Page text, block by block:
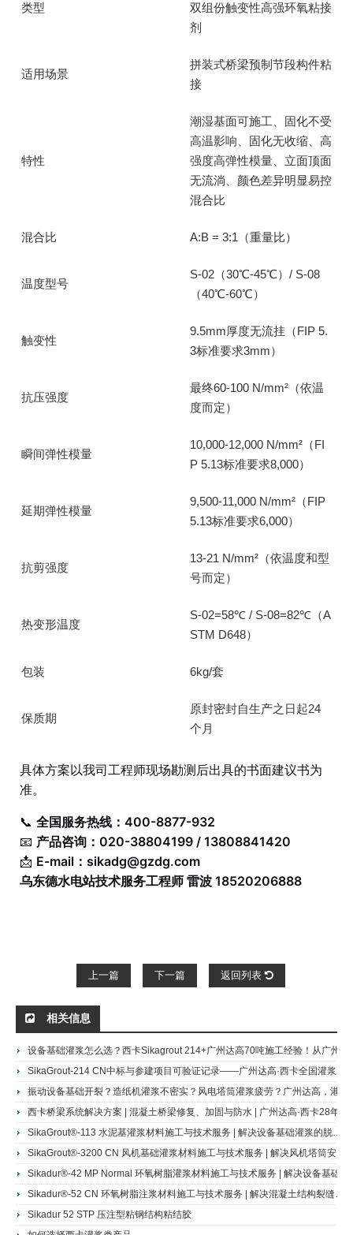
类型
双组份触变性高强环氧粘接
剂
适用场景
拼装式桥梁预制节段构件粘
接
特性
潮湿基面可施工、固化不受
高温影响、固化无收缩、高
强度高弹性模量、立面顶面
无流淌、颜色差异明显易控
混合比
混合比 A:B = 3:1（重量比）
温度型号
S-02（30℃-45℃）/ S-08
（40℃-60℃）
触变性
9.5mm厚度无流挂（FIP 5.
3标准要求3mm）
抗压强度
最终60-100 N/mm²（依温
度而定）
瞬间弹性模量
10,000-12,000 N/mm²（FI
P 5.13标准要求8,000）
延期弹性模量
9,500-11,000 N/mm²（FIP
5.13标准要求6,000）
抗剪强度
13-21 N/mm²（依温度和型
号而定）
热变形温度
S-02=58℃ / S-08=82℃（A
STM D648）
包装 6kg/套
保质期
原封密封自生产之日起24
个月
具体方案以我司工程师现场勘测后出具的书面建议书为
准。
📞 全国服务热线：400-8877-932
📧 产品咨询：020-38804199 / 13808841420
📩 E-mail： sikadg@gzdg.com
乌东德水电站技术服务工程师 雷波 18520206888
上一篇 下一篇 返回列表
相关信息
SikaGrout®-113 水泥基灌浆材料施工与技术服务 | 解决设备基础灌浆的脱空与收缩难题 | 广州达高·西卡28年服务商SikaGrout-113水泥补偿自流平灌浆材料
Sikadur®-52 CN 环氧树脂注浆材料施工与技术服务 | 解决混凝土结构裂缝渗漏与承载不足 | 广州达高·西卡28年服务商
Sikadur 52 STP 压注型粘钢结构粘结胶